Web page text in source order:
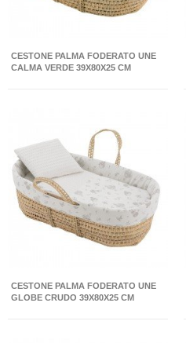
CESTONE PALMA FODERATO UNE
CALMA VERDE 39X80X25 CM
CESTONE PALMA FODERATO UNE
GLOBE CRUDO 39X80X25 CM